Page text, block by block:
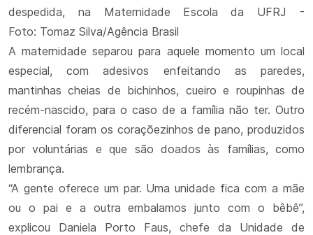
despedida, na Maternidade Escola da UFRJ -
Foto: Tomaz Silva/Agência Brasil
A maternidade separou para aquele momento um local
especial, com adesivos enfeitando as paredes,
mantinhas cheias de bichinhos, cueiro e roupinhas de
recém-nascido, para o caso de a família não ter. Outro
diferencial foram os coraçõezinhos de pano, produzidos
por voluntárias e que são doados às famílias, como
lembrança.
“A gente oferece um par. Uma unidade fica com a mãe
ou o pai e a outra embalamos junto com o bêbê”,
explicou Daniela Porto Faus, chefe da Unidade de